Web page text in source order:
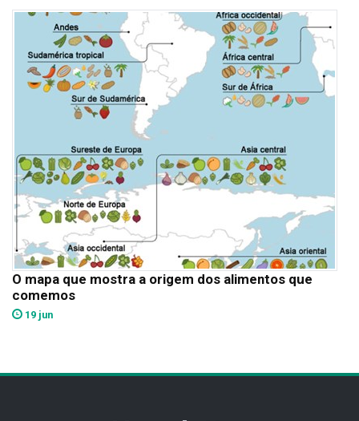
O mapa que mostra a origem dos alimentos que
comemos
19 jun